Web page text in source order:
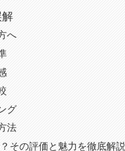
解
へ
グ
法
その評価と魅力を徹底解説